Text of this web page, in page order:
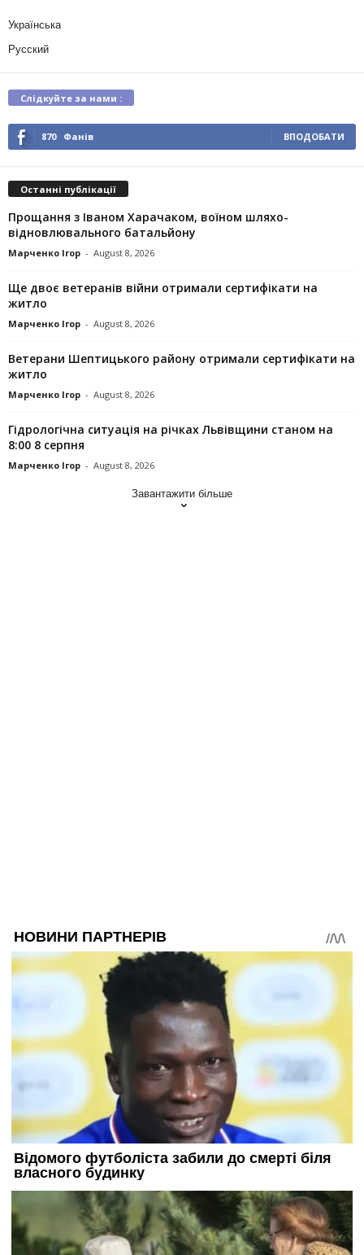
Українська
Русский
Слідкуйте за нами :
870 Фанів ВПОДОБАТИ
Останні публікації
Прощання з Іваном Харачаком, воїном шляхо-
відновлювального батальйону
Марченко Ігор - August 8, 2026
Ще двоє ветеранів війни отримали сертифікати на
житло
Марченко Ігор - August 8, 2026
Ветерани Шептицького району отримали сертифікати на
житло
Марченко Ігор - August 8, 2026
Гідрологічна ситуація на річках Львівщини станом на
8:00 8 серпня
Марченко Ігор - August 8, 2026
Завантажити більше